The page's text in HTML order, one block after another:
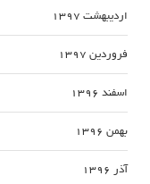
اردیبهشت 1397
فروردین 1397
اسفند 1396
بهمن 1396
آذر 1396